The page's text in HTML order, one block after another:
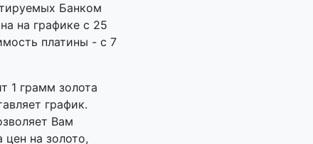
Банком
на графике с 25
платины - с 7
1 грамм золота
график.
Вам
цен на золото,